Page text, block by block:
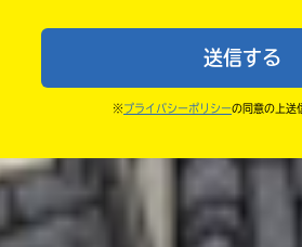
中学1年
ならないよう気をつけてね。
・キャンペーン開催中は、投稿し
・ポプラ社の宣伝物で紹介させて
・かき終えたら、人を傷つけてい
送信する
※ プライバシーポリシーの同意の上送